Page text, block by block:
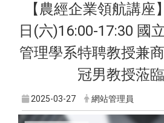
【農經企業領航講座
日(六)16:00-17:30 國
管理學系特聘教授兼
冠男教授蒞
2025-03-27 網站管理員